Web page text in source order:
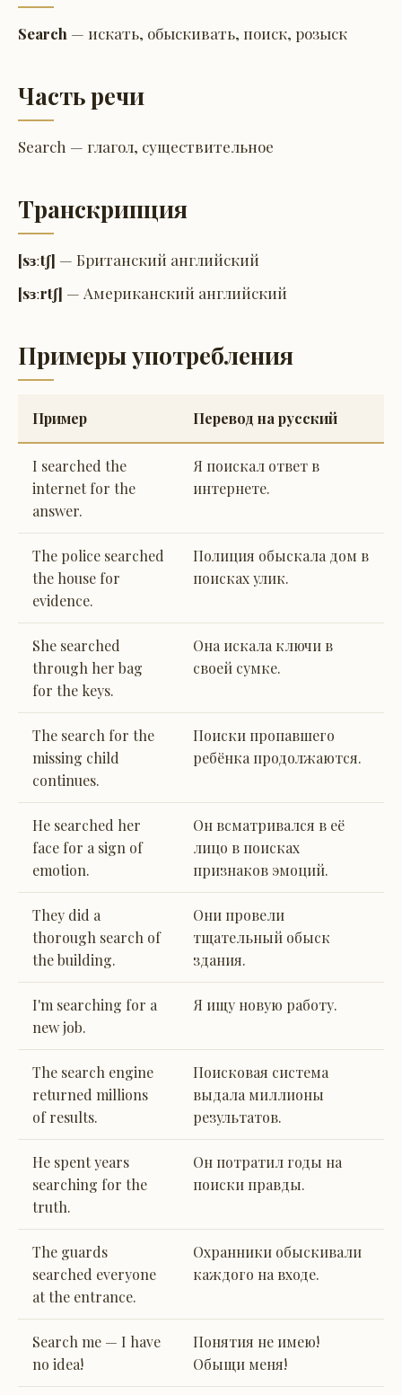
Search — искать, обыскивать, поиск, розыск
Часть речи
Search — глагол, существительное
Транскрипция
[sɜːtʃ] — Британский английский
[sɜːrtʃ] — Американский английский
Примеры употребления
Пример Перевод на русский
I searched the
internet for the
answer.
Я поискал ответ в
интернете.
The police searched
the house for
evidence.
Полиция обыскала дом в
поисках улик.
She searched
through her bag
for the keys.
Она искала ключи в
своей сумке.
The search for the
missing child
continues.
Поиски пропавшего
ребёнка продолжаются.
He searched her
face for a sign of
emotion.
Он всматривался в её
лицо в поисках
признаков эмоций.
They did a
thorough search of
the building.
Они провели
тщательный обыск
здания.
I'm searching for a
new job.
Я ищу новую работу.
The search engine
returned millions
of results.
Поисковая система
выдала миллионы
результатов.
He spent years
searching for the
truth.
Он потратил годы на
поиски правды.
The guards
searched everyone
at the entrance.
Охранники обыскивали
каждого на входе.
Search me — I have
no idea!
Понятия не имею!
Обыщи меня!